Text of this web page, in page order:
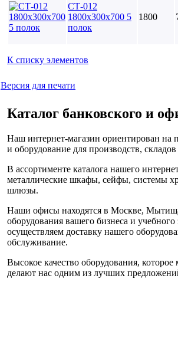
СТ-012
1800х300х700 5
полок
1800
К списку элементов
Версия для печати
Каталог банковского и
Наш интернет-магазин ориентирован на
и оборудование для производств,
В ассортименте каталога нашего
металлические шкафы, сейфы, системы
шлюзы.
Наши офисы находятся в Москве,
оборудования вашего бизнеса и
осуществляем доставку нашего
обслуживание.
Высокое качество оборудования,
делают нас одним из лучших